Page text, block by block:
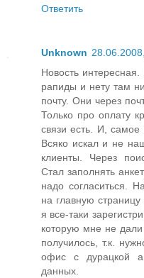
Ответить
Unknown
Новость
рапиды и нету там
почту. Они через
Только про оплату
связи есть. И, самое
Всяко искал и не
клиенты. Через
Стал заполнять
надо согласиться.
на главную
я все-таки
которую мне не дали
получилось, т.к.
офис с дурацкой
данных.